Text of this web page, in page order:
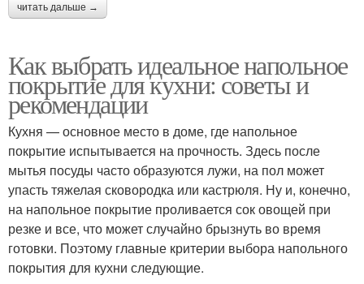
читать дальше →
Как выбрать идеальное напольное
покрытие для кухни: советы и
рекомендации
Кухня — основное место в доме, где напольное
покрытие испытывается на прочность. Здесь после
мытья посуды часто образуются лужи, на пол может
упасть тяжелая сковородка или кастрюля. Ну и, конечно,
на напольное покрытие проливается сок овощей при
резке и все, что может случайно брызнуть во время
готовки. Поэтому главные критерии выбора напольного
покрытия для кухни следующие.